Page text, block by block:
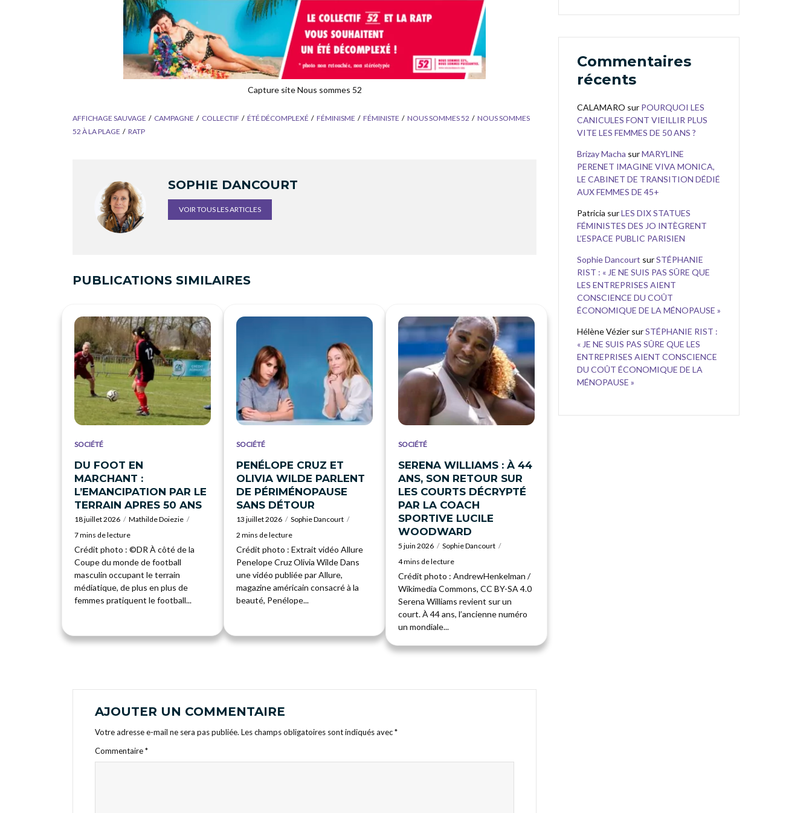
Capture site Nous sommes 52
AFFICHAGE SAUVAGE CAMPAGNE COLLECTIF ÉTÉ DÉCOMPLEXÉ FÉMINISME FÉMINISTE NOUS SOMMES 52
NOUS SOMMES
52 À LA PLAGE
RATP
SOPHIE DANCOURT
VOIR TOUS LES ARTICLES
PUBLICATIONS SIMILAIRES
SOCIÉTÉ
DU FOOT EN
MARCHANT :
L’EMANCIPATION PAR LE
TERRAIN APRES 50 ANS
18 juillet 2026
Mathilde Doiezie
7 mins de lecture
Crédit photo : ©DR À côté de la
Coupe du monde de football
masculin occupant le terrain
médiatique, de plus en plus de
femmes pratiquent le football...
SOCIÉTÉ
PENÉLOPE CRUZ ET
OLIVIA WILDE PARLENT
DE PÉRIMÉNOPAUSE
SANS DÉTOUR
13 juillet 2026
Sophie Dancourt
2 mins de lecture
Crédit photo : Extrait vidéo Allure
Penelope Cruz Olivia Wilde Dans
une vidéo publiée par Allure,
magazine américain consacré à la
beauté, Penélope...
SOCIÉTÉ
SERENA WILLIAMS : À 44
ANS, SON RETOUR SUR
LES COURTS DÉCRYPTÉ
PAR LA COACH
SPORTIVE LUCILE
WOODWARD
5 juin 2026
Sophie Dancourt
4 mins de lecture
Crédit photo : AndrewHenkelman /
Wikimedia Commons, CC BY-SA 4.0
Serena Williams revient sur un
court. À 44 ans, l’ancienne numéro
un mondiale...
AJOUTER UN COMMENTAIRE
Votre adresse e-mail ne sera pas publiée. Les champs obligatoires sont indiqués avec*
Commentaire*
Commentaires
récents
CALAMARO sur POURQUOI LES
CANICULES FONT VIEILLIR PLUS
VITE LES FEMMES DE 50 ANS ?
Brizay Macha surMARYLINE
PERENET IMAGINE VIVA MONICA,
LE CABINET DE TRANSITION DÉDIÉ
AUX FEMMES DE 45+
Patricia surLES DIX STATUES
FÉMINISTES DES JO INTÈGRENT
L’ESPACE PUBLIC PARISIEN
Sophie Dancourt surSTÉPHANIE
RIST : « JE NE SUIS PAS SÛRE QUE
LES ENTREPRISES AIENT
CONSCIENCE DU COÛT
ÉCONOMIQUE DE LA MÉNOPAUSE »
Hélène Vézier surSTÉPHANIE RIST :
« JE NE SUIS PAS SÛRE QUE LES
ENTREPRISES AIENT CONSCIENCE
DU COÛT ÉCONOMIQUE DE LA
MÉNOPAUSE »